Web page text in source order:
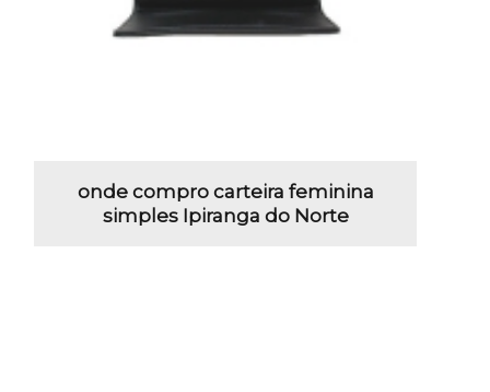
onde compro carteira feminina
simples Ipiranga do Norte